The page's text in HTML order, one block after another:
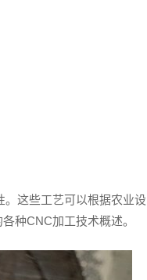
这些工艺可以根据农业设
种CNC加工技术概述。